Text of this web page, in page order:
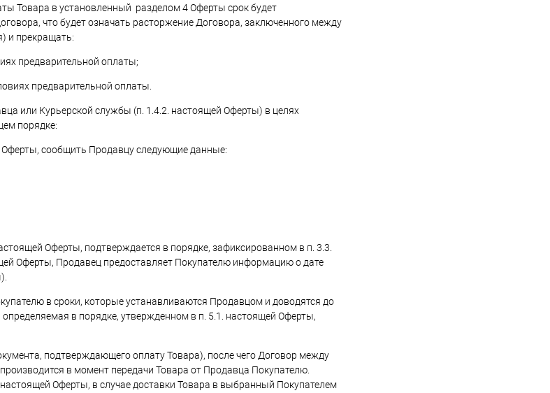
Товара в установленный разделом 4 Оферты срок будет
что будет означать расторжение Договора, заключенного между
и прекращать:
предварительной оплаты;
предварительной оплаты.
или Курьерской службы (п. 1.4.2. настоящей Оферты) в целях
порядке:
Оферты, сообщить Продавцу следующие данные:
Оферты, подтверждается в порядке, зафиксированном в п. 3.3.
Оферты, Продавец предоставляет Покупателю информацию о дате
в сроки, которые устанавливаются Продавцом и доводятся до
в порядке, утвержденном в п. 5.1. настоящей Оферты,
подтверждающего оплату Товара), после чего Договор между
в момент передачи Товара от Продавца Покупателю.
Оферты, в случае доставки Товара в выбранный Покупателем